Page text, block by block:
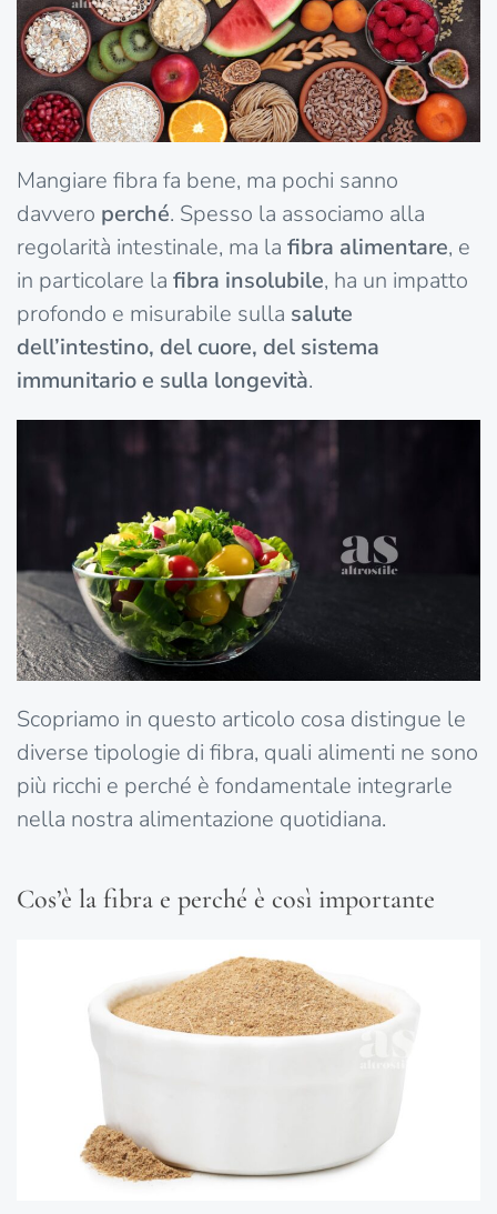
Mangiare fibra fa bene, ma pochi sanno
davvero perché. Spesso la associamo alla
regolarità intestinale, ma la fibra alimentare, e
in particolare la fibra insolubile, ha un impatto
profondo e misurabile sulla salute
dell’intestino, del cuore, del sistema
immunitario e sulla longevità.
Scopriamo in questo articolo cosa distingue le
diverse tipologie di fibra, quali alimenti ne sono
più ricchi e perché è fondamentale integrarle
nella nostra alimentazione quotidiana.
Cos’è la fibra e perché è così importante